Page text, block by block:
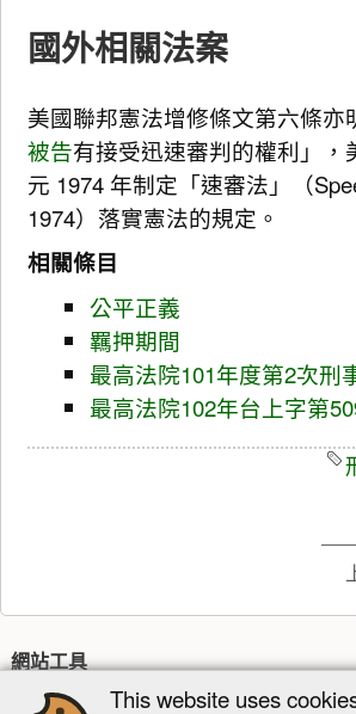
國外相關法案
美國聯邦憲法增修條文第六條亦
被告有接受迅速審判的權利」，
元 1974 年制定「速審法」（
1974）落實憲法的規定。
相關條目
公平正義
羈押期間
最高法院101年度第2次刑
最高法院102年台上字第
網站工具
最近更新 多媒體管理器 網站地圖
This website uses